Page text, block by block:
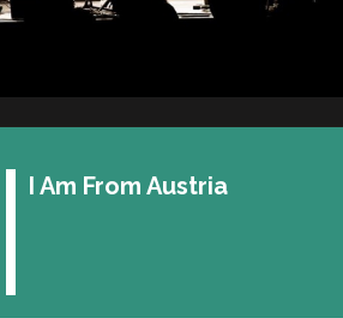
I Am From Aus­tria